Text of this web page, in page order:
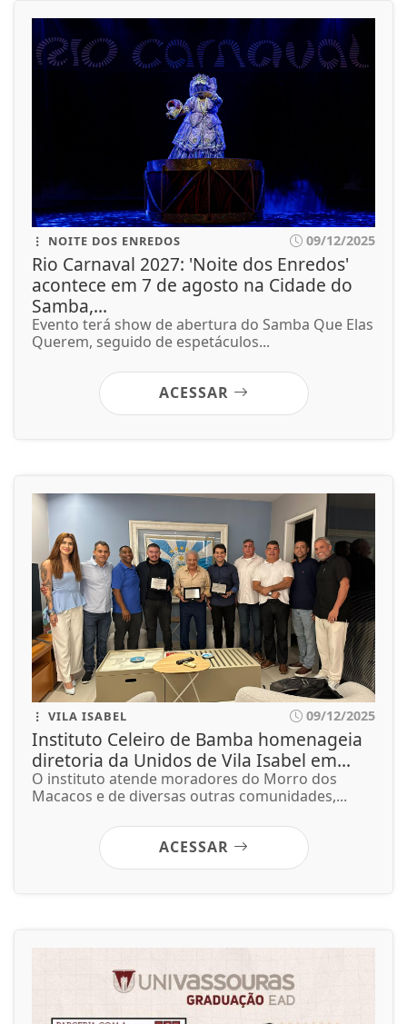
NOITE DOS ENREDOS 09/12/2025
Rio Carnaval 2027: 'Noite dos Enredos'
acontece em 7 de agosto na Cidade do
Samba,...
Evento terá show de abertura do Samba Que Elas
Querem, seguido de espetáculos...
ACESSAR
VILA ISABEL 09/12/2025
Instituto Celeiro de Bamba homenageia
diretoria da Unidos de Vila Isabel em...
O instituto atende moradores do Morro dos
Macacos e de diversas outras comunidades,...
ACESSAR